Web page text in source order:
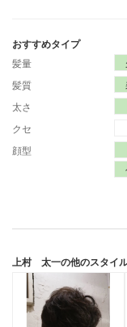
おすすめタイプ
髪量
髪質
太さ
クセ
顔型
上村 太一の他のスタイ